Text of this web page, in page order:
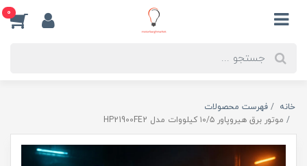
0
خانه
فهرست محصولات
موتور برق هیروپاور ۱۰/۵ کیلووات مدل HP21900FE2